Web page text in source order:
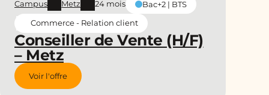
Conseiller de Vente (H/F)
– Metz
Campus Metz 24 mois
Bac+2 | BTS
Commerce - Relation client
Voir l'offre